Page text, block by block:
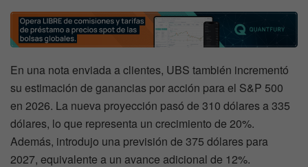
En una nota enviada a clientes, UBS también incrementó
su estimación de ganancias por acción para el S&P 500
en 2026. La nueva proyección pasó de 310 dólares a 335
dólares, lo que representa un crecimiento de 20%.
Además, introdujo una previsión de 375 dólares para
2027, equivalente a un avance adicional de 12%.